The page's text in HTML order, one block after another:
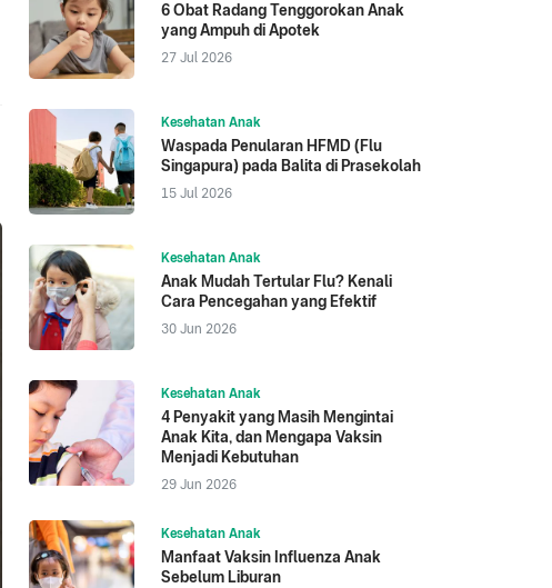
6 Obat Radang Tenggorokan Anak
yang Ampuh di Apotek
27 Jul 2026
Kesehatan Anak
Waspada Penularan HFMD (Flu
Singapura) pada Balita di Prasekolah
15 Jul 2026
Kesehatan Anak
Anak Mudah Tertular Flu? Kenali
Cara Pencegahan yang Efektif
30 Jun 2026
Kesehatan Anak
4 Penyakit yang Masih Mengintai
Anak Kita, dan Mengapa Vaksin
Menjadi Kebutuhan
29 Jun 2026
Kesehatan Anak
Manfaat Vaksin Influenza Anak
Sebelum Liburan